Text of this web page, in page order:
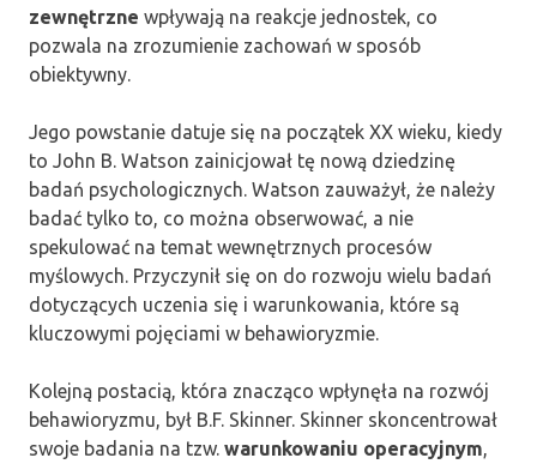
zewnętrzne wpływają na reakcje jednostek, co
pozwala na zrozumienie zachowań w sposób
obiektywny.
Jego powstanie datuje się na początek XX wieku, kiedy
to John B. Watson zainicjował tę nową dziedzinę
badań psychologicznych. Watson zauważył, że należy
badać tylko to, co można obserwować, a nie
spekulować na temat wewnętrznych procesów
myślowych. Przyczynił się on do rozwoju wielu badań
dotyczących uczenia się i warunkowania, które są
kluczowymi pojęciami w behawioryzmie.
Kolejną postacią, która znacząco wpłynęła na rozwój
behawioryzmu, był B.F. Skinner. Skinner skoncentrował
swoje badania na tzw. warunkowaniu operacyjnym,